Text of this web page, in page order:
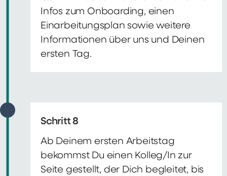
Infos zum Onboarding, einen
Einarbeitungsplan sowie weitere
Informationen über uns und Deinen
ersten Tag.
Schritt 8
Ab Deinem ersten Arbeitstag
bekommst Du einen Kolleg/In zur
Seite gestellt, der Dich begleitet, bis